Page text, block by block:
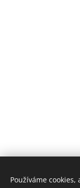
Používáme